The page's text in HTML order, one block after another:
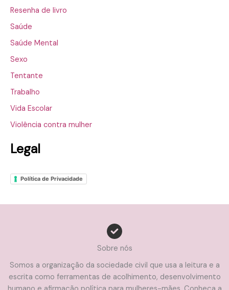
Resenha de livro
Saúde
Saúde Mental
Sexo
Tentante
Trabalho
Vida Escolar
Violência contra mulher
Legal
Política de Privacidade
Sobre nós
Somos a organização da sociedade civil que usa a leitura e a
escrita como ferramentas de acolhimento, desenvolvimento